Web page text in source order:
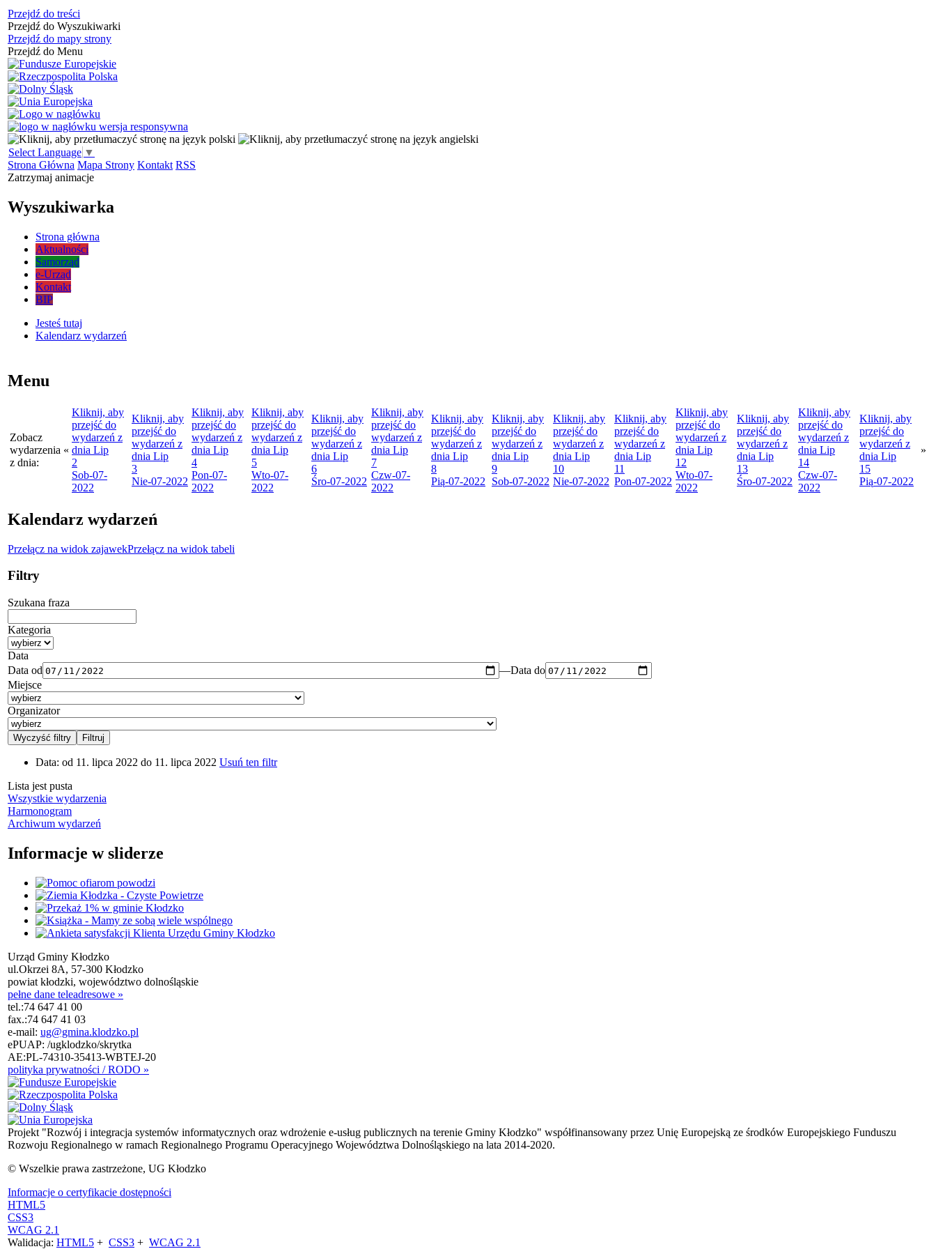
Przejdź do treści
Przejdź do Wyszukiwarki
Przejdź do mapy strony
Przejdź do Menu
Select Language ▼
Strona Główna Mapa Strony Kontakt RSS
Zatrzymaj animacje
Wyszukiwarka
Strona główna
Aktualności
Samorząd
e-Urząd
Kontakt
BIP
Jesteś tutaj
Kalendarz wydarzeń
Menu
Zobacz
wydarzenia
z dnia:
«
Kliknij, aby
przejść do
wydarzeń z
dnia Lip
2
Sob-07-
2022
Kliknij, aby
przejść do
wydarzeń z
dnia Lip
3
Nie-07-2022
Kliknij, aby
przejść do
wydarzeń z
dnia Lip
4
Pon-07-
2022
Kliknij, aby
przejść do
wydarzeń z
dnia Lip
5
Wto-07-
2022
Kliknij, aby
przejść do
wydarzeń z
dnia Lip
6
Śro-07-2022
Kliknij, aby
przejść do
wydarzeń z
dnia Lip
7
Czw-07-
2022
Kliknij, aby
przejść do
wydarzeń z
dnia Lip
8
Pią-07-2022
Kliknij, aby
przejść do
wydarzeń z
dnia Lip
9
Sob-07-2022
Kliknij, aby
przejść do
wydarzeń z
dnia Lip
10
Nie-07-2022
Kliknij, aby
przejść do
wydarzeń z
dnia Lip
11
Pon-07-2022
Kliknij, aby
przejść do
wydarzeń z
dnia Lip
12
Wto-07-
2022
Kliknij, aby
przejść do
wydarzeń z
dnia Lip
13
Śro-07-2022
Kliknij, aby
przejść do
wydarzeń z
dnia Lip
14
Czw-07-
2022
Kliknij, aby
przejść do
wydarzeń z
dnia Lip
15
Pią-07-2022
»
Kalendarz wydarzeń
Przełącz na widok zajawekPrzełącz na widok tabeli
Filtry
Szukana fraza
Kategoria
Data
Data od
—Data do
Miejsce
Organizator
Data: od 11. lipca 2022 do 11. lipca 2022 Usuń ten filtr
Lista jest pusta
Wszystkie wydarzenia
Harmonogram
Archiwum wydarzeń
Informacje w sliderze
Urząd Gminy Kłodzko
ul.Okrzei 8A, 57-300 Kłodzko
powiat kłodzki, województwo dolnośląskie
pełne dane teleadresowe »
tel.:74 647 41 00
fax.:74 647 41 03
e-mail: ug@gmina.klodzko.pl
ePUAP: /ugklodzko/skrytka
AE:PL-74310-35413-WBTEJ-20
polityka prywatności / RODO »
Projekt "Rozwój i integracja systemów informatycznych oraz wdrożenie e-usług publicznych na terenie Gminy Kłodzko" współfinansowany przez Unię Europejską ze środków Europejskiego Funduszu
Rozwoju Regionalnego w ramach Regionalnego Programu Operacyjnego Województwa Dolnośląskiego na lata 2014-2020.
© Wszelkie prawa zastrzeżone, UG Kłodzko
Informacje o certyfikacie dostępności
HTML5
CSS3
WCAG 2.1
Walidacja: HTML5 + CSS3 + WCAG 2.1